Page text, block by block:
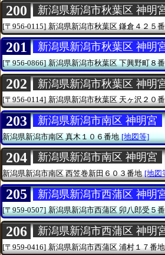
200 新潟県新潟市秋葉区 神明
[〒956-0115] 新潟県新潟市秋葉区 鎌倉４２５
201 新潟県新潟市秋葉区 神明
[〒956-0866] 新潟県新潟市秋葉区下興野町８
202 新潟県新潟市秋葉区 神明
[〒956-0114] 新潟県新潟市秋葉区天ヶ沢２０
203 新潟県新潟市南区 神明宮
新潟県新潟市南区真木１０６番地 [地図等]
204 新潟県新潟市南区 神明宮
新潟県新潟市南区 西笠巻新田６０３番地 [地図
205 新潟県新潟市西蒲区 神明
[〒959-0507] 新潟県新潟市西蒲区卯八郎受５
206 新潟県新潟市西蒲区 神明
[〒959-0416] 新潟県新潟市西蒲区 浦村１７番地